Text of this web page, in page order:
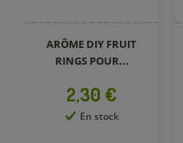
ARÔME DIY FRUIT
RINGS POUR...
Prix
2,30 €
En stock